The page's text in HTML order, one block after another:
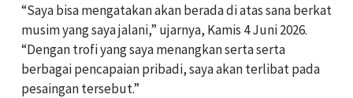
“Saya bisa mengatakan akan berada di atas sana berkat
musim yang saya jalani,” ujarnya, Kamis 4 Juni 2026.
“Dengan trofi yang saya menangkan serta serta
berbagai pencapaian pribadi, saya akan terlibat pada
pesaingan tersebut.”